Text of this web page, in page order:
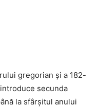
gregorian și a 182-
secunda
la sfârșitul anului